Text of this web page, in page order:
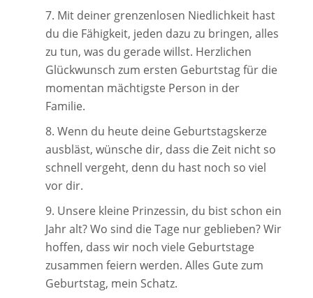
Mit deiner grenzenlosen Niedlichkeit hast
du die Fähigkeit, jeden dazu zu bringen, alles
zu tun, was du gerade willst. Herzlichen
Glückwunsch zum ersten Geburtstag für die
momentan mächtigste Person in der
Familie.
Wenn du heute deine Geburtstagskerze
ausbläst, wünsche dir, dass die Zeit nicht so
schnell vergeht, denn du hast noch so viel
vor dir.
Unsere kleine Prinzessin, du bist schon ein
Jahr alt? Wo sind die Tage nur geblieben? Wir
hoffen, dass wir noch viele Geburtstage
zusammen feiern werden. Alles Gute zum
Geburtstag, mein Schatz.